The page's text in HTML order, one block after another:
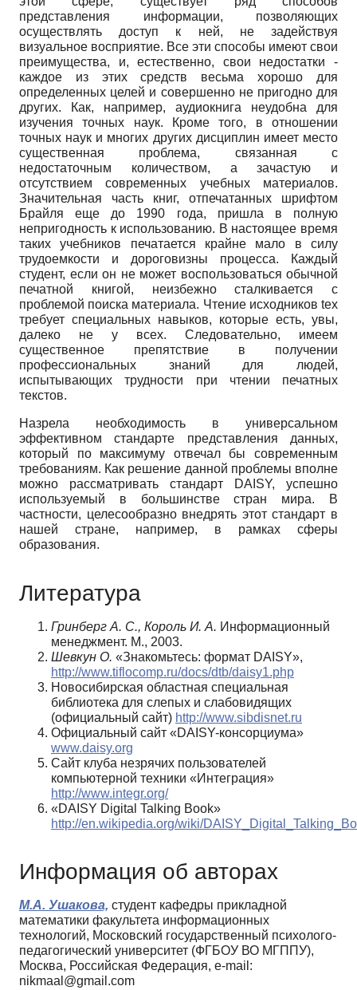
представления информации, позволяющих
осуществлять доступ к ней, не задействуя
визуальное восприятие. Все эти способы имеют свои
преимущества, и, естественно, свои недостатки -
каждое из этих средств весьма хорошо для
определенных целей и совершенно не пригодно для
других. Как, например, аудиокнига неудобна для
изучения точных наук. Кроме того, в отношении
точных наук и многих других дисциплин имеет место
существенная проблема, связанная с
недостаточным количеством, а зачастую и
отсутствием современных учебных материалов.
Значительная часть книг, отпечатанных шрифтом
Брайля еще до 1990 года, пришла в полную
непригодность к использованию. В настоящее время
таких учебников печатается крайне мало в силу
трудоемкости и дороговизны процесса. Каждый
студент, если он не может воспользоваться обычной
печатной книгой, неизбежно сталкивается с
проблемой поиска материала. Чтение исходников tex
требует специальных навыков, которые есть, увы,
далеко не у всех. Следовательно, имеем
существенное препятствие в получении
профессиональных знаний для людей,
испытывающих трудности при чтении печатных
текстов.
Назрела необходимость в универсальном
эффективном стандарте представления данных,
который по максимуму отвечал бы современным
требованиям. Как решение данной проблемы вполне
можно рассматривать стандарт DAISY, успешно
используемый в большинстве стран мира. В
частности, целесообразно внедрять этот стандарт в
нашей стране, например, в рамках сферы
образования.
Литература
Гринберг А. С., Король И. А. Информационный
менеджмент. М., 2003.
Шевкун О. «Знакомьтесь: формат DAISY»,
http://www.tiflocomp.ru/docs/dtb/daisy1.php
Новосибирская областная специальная
библиотека для слепых и слабовидящих
(официальный сайт) http://www.sibdisnet.ru
Официальный сайт «DAISY-консорциума»
www.daisy.org
Сайт клуба незрячих пользователей
компьютерной техники «Интеграция»
http://www.integr.org/
«DAISY Digital Talking Book»
http://en.wikipedia.org/wiki/
Информация об авторах
М.А. Ушакова, студент кафедры прикладной
математики факультета информационных
технологий, Московский государственный психолого-
педагогический университет (ФГБОУ ВО МГППУ),
Москва, Российская Федерация, e-mail:
nikmaal@gmail.com